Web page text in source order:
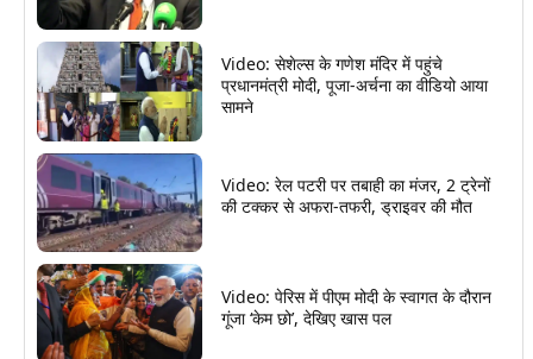
Video: सेशेल्स के गणेश मंदिर में पहुंचे
प्रधानमंत्री मोदी, पूजा-अर्चना का वीडियो आया
सामने
Video: रेल पटरी पर तबाही का मंजर, 2 ट्रेनों
की टक्कर से अफरा-तफरी, ड्राइवर की मौत
Video: पेरिस में पीएम मोदी के स्वागत के दौरान
गूंजा ‘केम छो’, देखिए खास पल